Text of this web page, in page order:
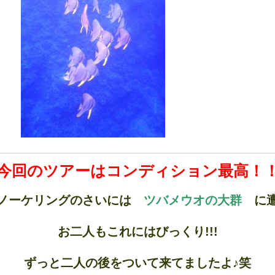
回のツアーはコンディション最高！
ーケリングのさいには ツバメウオの大群 に
お二人もこれにはびっくり!!!
ずっと二人の後をついて来てましたよ♪笑